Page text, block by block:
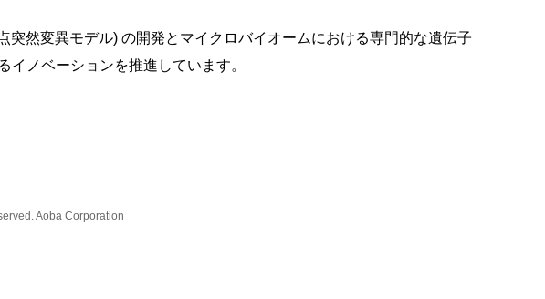
然変異モデル) の開発とマイクロバイオームにおける専門的な遺伝子
ノベーションを推進しています。
Aoba Corporation